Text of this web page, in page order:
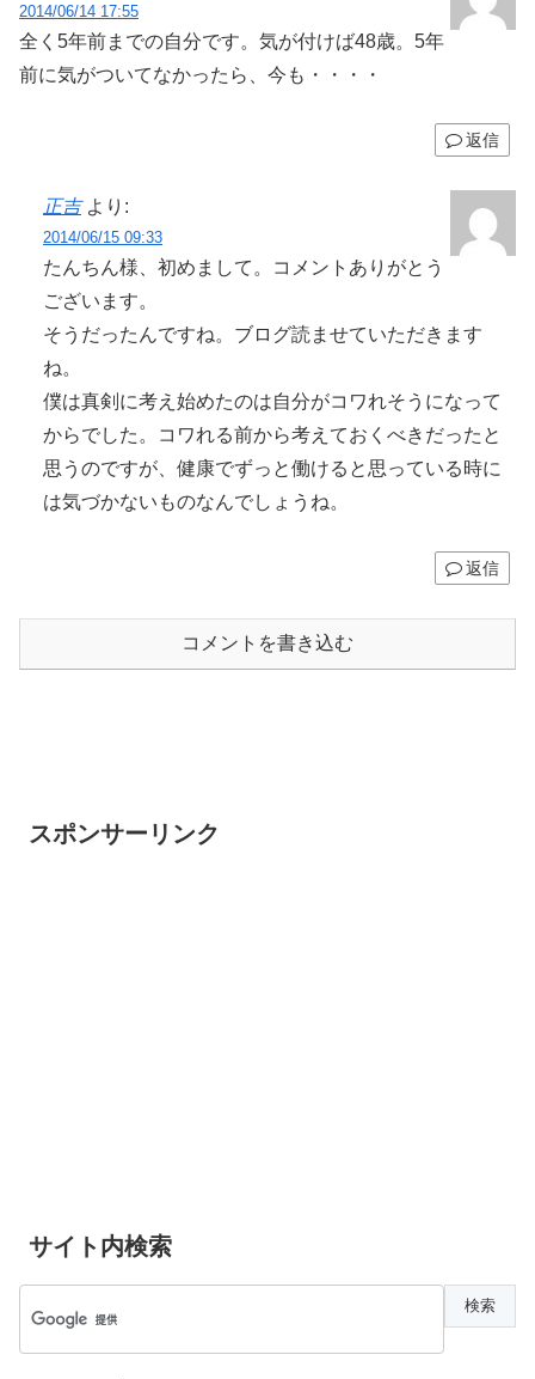
2014/06/14 17:55
全く5年前までの自分です。気が付けば48歳。5年
前に気がついてなかったら、今も・・・・
返信
正吉 より:
2014/06/15 09:33
たんちん様、初めまして。コメントありがとう
ございます。
そうだったんですね。ブログ読ませていただきます
ね。
僕は真剣に考え始めたのは自分がコワれそうになって
からでした。コワれる前から考えておくべきだったと
思うのですが、健康でずっと働けると思っている時に
は気づかないものなんでしょうね。
返信
コメントを書き込む
スポンサーリンク
サイト内検索